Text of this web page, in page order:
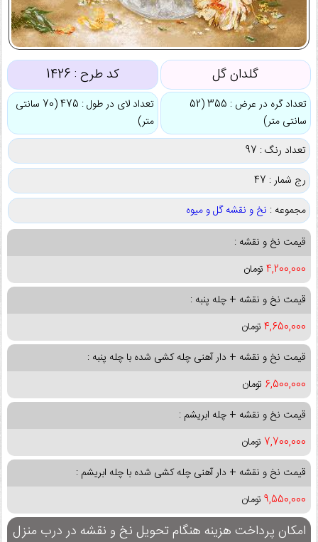
گلدان گل کد طرح : 1426
تعداد گره در عرض : 355 (52
سانتی متر)
تعداد لای در طول : 475 (70 سانتی
متر)
تعداد رنگ : 97
رج شمار : 47
مجموعه : نخ و نقشه گل و میوه
قیمت نخ و نقشه :
4,200,000 تومان
قیمت نخ و نقشه + چله پنبه :
4,650,000 تومان
قیمت نخ و نقشه + دار آهنی چله کشی شده با چله پنبه :
6,500,000 تومان
قیمت نخ و نقشه + چله ابریشم :
7,700,000 تومان
قیمت نخ و نقشه + دار آهنی چله کشی شده با چله ابریشم :
9,550,000 تومان
امکان پرداخت هزینه هنگام تحویل نخ و نقشه در درب منزل